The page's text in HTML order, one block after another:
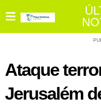
Ataque
Jerusalém